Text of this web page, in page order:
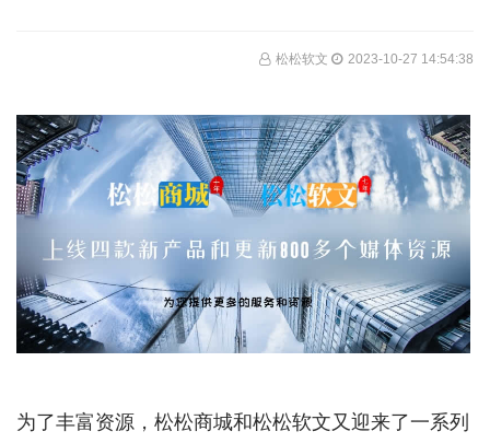
松松软文 2023-10-27 14:54:38
为了丰富资源，松松商城和松松软文又迎来了一系列